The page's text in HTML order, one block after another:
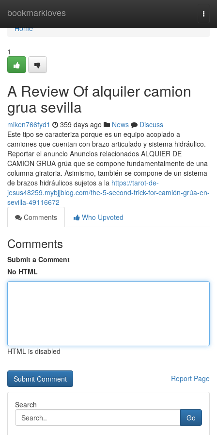
bookmarkloves
Home
Home
1
A Review Of alquiler camion
grua sevilla
miken766fyd1 359 days ago News
Discuss
Este tipo se caracteriza porque es un equipo acoplado a
camiones que cuentan con brazo articulado y sistema hidráulico.
Reportar el anuncio Anuncios relacionados ALQUIER DE
CAMION GRUA grúa que se compone fundamentalmente de una
columna giratoria. Asimismo, también se compone de un sistema
de brazos hidráulicos sujetos a la https://tarot-de-
jesus48259.mybjjblog.com/the-5-second-trick-for-camión-grúa-en-
sevilla-49116672
Comments
Who Upvoted
Comments
Submit a Comment
No HTML
HTML is disabled
Report Page
Search
Go